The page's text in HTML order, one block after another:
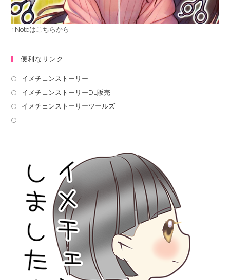
↑Noteはこちらから
便利なリンク
イメチェンストーリー
イメチェンストーリーDL販売
イメチェンストーリーツールズ